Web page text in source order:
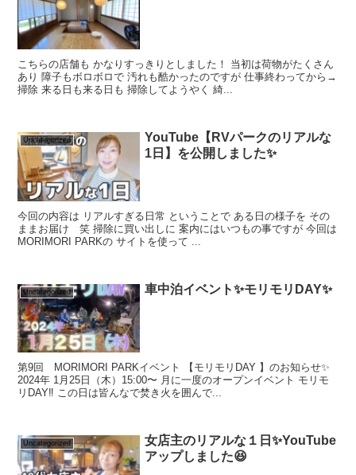
こちらの店舗も かなりすっきりとしました！ 当初は荷物がたくさん
あり 障子もボロボロで 汚れも酷かったのですが 仕事終わってから→
掃除 来る日も来る日も 掃除してようやく 綺...
Uncategorized
YouTube【RVパークのリアルな
1日】を公開しました✨
今回の内容は リアルすぎる日常 ということで ある日の様子を その
ままお届け 笑 掃除に買い出しに 案内にはいつもの事ですが 今回は
MORIMORI PARKの サイトを使って ...
Uncategorized 車中泊イベント✨モリモリDAY✨
第9回 MORIMORI PARKイベント 【モリモリDAY 】のお知らせ✨
2024年 1月25日（木）15:00〜 月に一度のオープンイベント モリモ
リDAY‼️ この日は皆んなで焚き火を囲んで...
Uncategorized
女店主のリアルな１日✨YouTube
アップしました😆